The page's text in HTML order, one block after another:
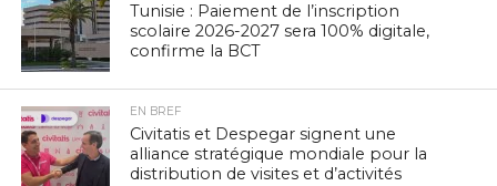
Tunisie : Paiement de l’inscription
scolaire 2026-2027 sera 100% digitale,
confirme la BCT
EN BREF
Civitatis et Despegar signent une
alliance stratégique mondiale pour la
distribution de visites et d’activités